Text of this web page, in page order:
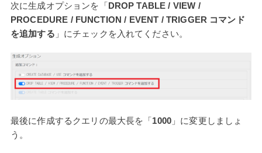
次に生成オプションを「DROP TABLE / VIEW /
PROCEDURE / FUNCTION / EVENT / TRIGGER コマンド
を追加する 」にチェックを入れてください。
最後に作成するクエリの最大長を「1000 」に変更しましょ
う。